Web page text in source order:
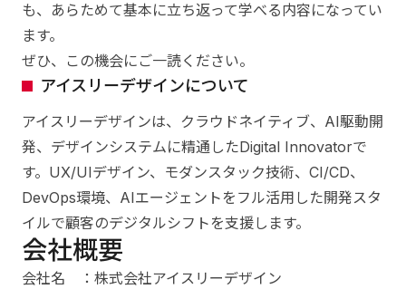
も、あらためて基本に立ち返って学べる内容になってい
ます。
ぜひ、この機会にご一読ください。
アイスリーデザインについて
アイスリーデザインは、クラウドネイティブ、AI駆動開
発、デザインシステムに精通したDigital Innovatorで
す。UX/UIデザイン、モダンスタック技術、CI/CD、
DevOps環境、AIエージェントをフル活用した開発スタ
イルで顧客のデジタルシフトを支援します。
会社概要
会社名 ：株式会社アイスリーデザイン